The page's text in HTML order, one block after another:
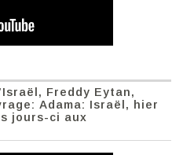
Freddy Eytan,
Adama: Israël, hier
jours-ci aux